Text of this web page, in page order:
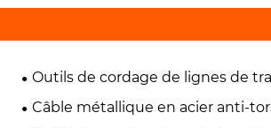
Outils de cordage de lignes de
Câble métallique en acier anti-